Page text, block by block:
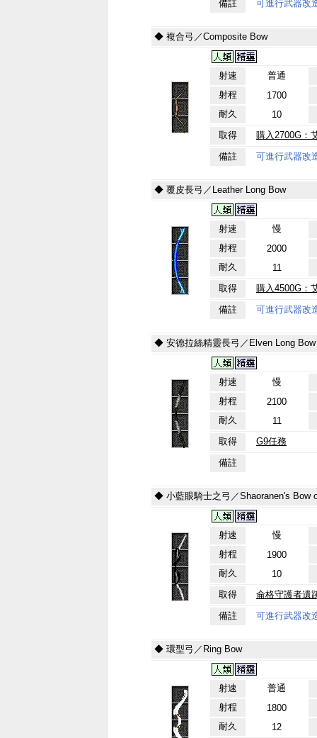
備註
可進行武器改
◆ 複合弓／Composite Bow
射速
普通
射程
1700
耐久
10
取得
購入2700G：
備註
可進行武器改
◆ 覆皮長弓／Leather Long Bow
射速
慢
射程
2000
耐久
11
取得
購入4500G：
備註
可進行武器改
◆ 安德拉絲精靈長弓／Elven Long
射速
慢
射程
2100
耐久
11
取得
G9任務
備註
◆ 小藍眼騎士之弓／Shaoranen's Bow
射速
慢
射程
1900
耐久
10
取得
侖格守護者遺
備註
可進行武器改
◆ 環型弓／Ring Bow
射速
普通
射程
1800
耐久
12